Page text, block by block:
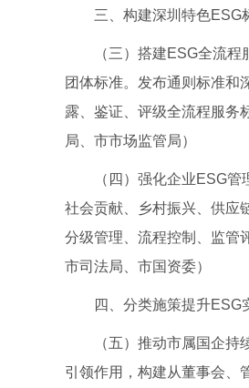
三、构建深圳特色ESG
（三）搭建ESG全流程服
团体标准。发布通则标准和
露、鉴证、评级全流程服务
局、市市场监管局）
（四）强化企业ESG管理
社会贡献、乡村振兴、供应
分级管理、流程控制、监管
市司法局、市国资委）
四、分类施策提升ESG
（五）推动市属国企持续
引领作用，构建从董事会、